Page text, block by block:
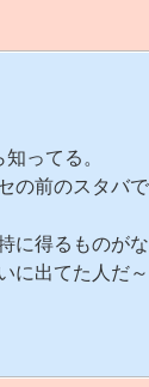
ってる。
の前のスタバで
に得るものが
に出てた人だ